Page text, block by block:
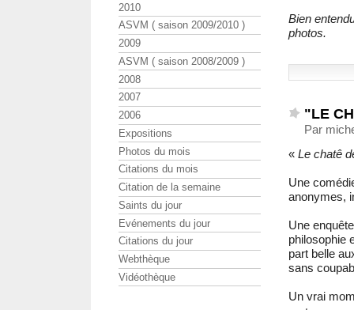
Bien
photos.
"LE
Par
« Le chatê
Une
anonymes,
Une
philosophie
part belle
sans
Un vrai
2010
ASVM ( saison 2009/2010 )
2009
ASVM ( saison 2008/2009 )
2008
2007
2006
Expositions
Photos du mois
Citations du mois
Citation de la semaine
Saints du jour
Evénements du jour
Citations du jour
Webthèque
Vidéothèque